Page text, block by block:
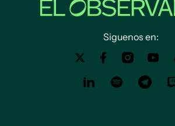
Siguenos en: